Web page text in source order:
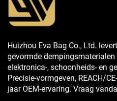
Huizhou Eva Bag Co., Ltd.
gevormde dempingsmaterialen
elektronica-, schoonheids- en
Precisie-vormgeven, REACH/
jaar OEM-ervaring. Vraag